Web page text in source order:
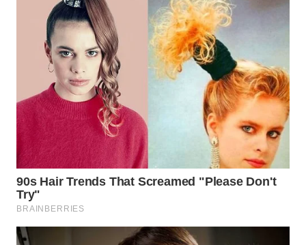
SUMEDANG
WN
CIANJUR
WN
KEPULAUAN
SERIBU
WN
TANGERANG
BINJAI